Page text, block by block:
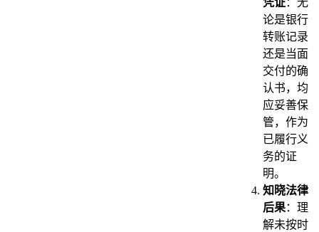
凭证：无
论是银行
转账记录
还是当面
交付的确
认书，均
应妥善保
管，作为
已履行义
务的证
明。
知晓法律
后果：理
解未按时